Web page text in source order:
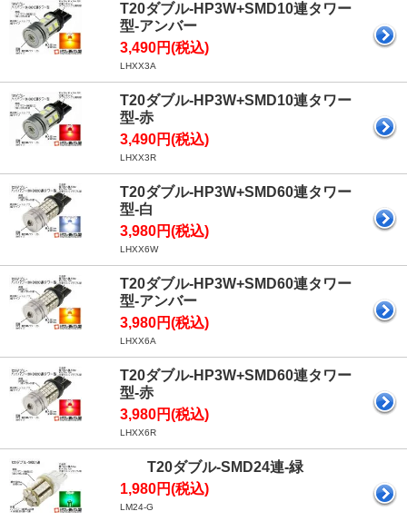
T20ダブル-HP3W+SMD10連タワー
型-アンバー
3,490円(税込)
LHXX3A
T20ダブル-HP3W+SMD10連タワー
型-赤
3,490円(税込)
LHXX3R
T20ダブル-HP3W+SMD60連タワー
型-白
3,980円(税込)
LHXX6W
T20ダブル-HP3W+SMD60連タワー
型-アンバー
3,980円(税込)
LHXX6A
T20ダブル-HP3W+SMD60連タワー
型-赤
3,980円(税込)
LHXX6R
T20ダブル-SMD24連-緑
1,980円(税込)
LM24-G